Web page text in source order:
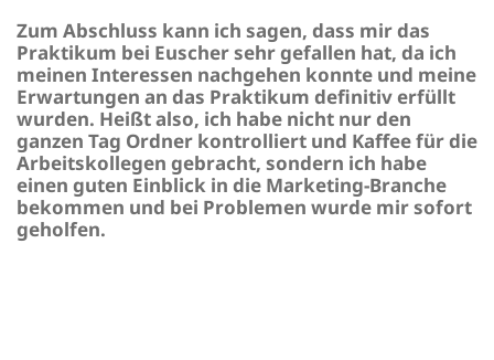
Zum Abschluss kann ich sagen, dass mir das
Praktikum bei Euscher sehr gefallen hat, da ich
meinen Interessen nachgehen konnte und meine
Erwartungen an das Praktikum definitiv erfüllt
wurden. Heißt also, ich habe nicht nur den
ganzen Tag Ordner kontrolliert und Kaffee für die
Arbeitskollegen gebracht, sondern ich habe
einen guten Einblick in die Marketing-Branche
bekommen und bei Problemen wurde mir sofort
geholfen.